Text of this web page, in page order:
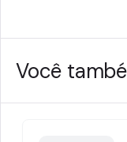
Você